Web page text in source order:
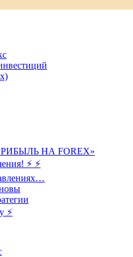
НА FOREX»
⚡ ⚡
⚡️